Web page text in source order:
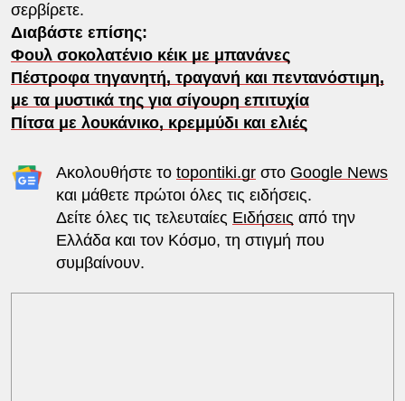
σερβίρετε.
Διαβάστε επίσης:
Φουλ σοκολατένιο κέικ με μπανάνες
Πέστροφα τηγανητή, τραγανή και πεντανόστιμη,
με τα μυστικά της για σίγουρη επιτυχία
Πίτσα με λουκάνικο, κρεμμύδι και ελιές
Ακολουθήστε το topontiki.grστο Google News
και μάθετε πρώτοι όλες τις ειδήσεις.
Δείτε όλες τις τελευταίες Ειδήσεις από την
Ελλάδα και τον Κόσμο, τη στιγμή που
συμβαίνουν.